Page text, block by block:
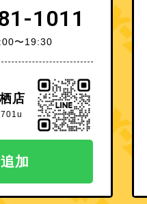
1011
〜19:30
店
加